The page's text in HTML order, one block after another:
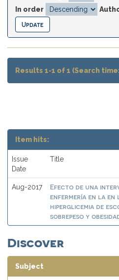
In order
Results 1-1 of 1 (Search
Item hits:
Issue
Date
Title
Aug-2017
Efecto de una
enfermería en la en
hiperglicemia de
sobrepeso y
Discover
Subject